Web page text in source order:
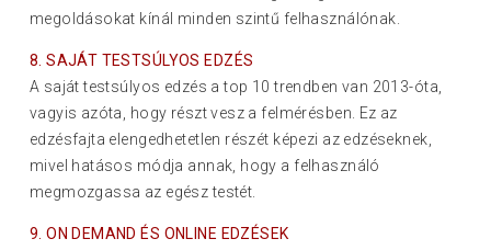
megoldásokat kínál minden szintű felhasználónak.
8. SAJÁT TESTSÚLYOS EDZÉS
A saját testsúlyos edzés a top 10 trendben van 2013-óta,
vagyis azóta, hogy részt vesz a felmérésben. Ez az
edzésfajta elengedhetetlen részét képezi az edzéseknek,
mivel hatásos módja annak, hogy a felhasználó
megmozgassa az egész testét.
9. ON DEMAND ÉS ONLINE EDZÉSEK